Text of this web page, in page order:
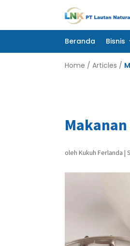
Beranda Bisnis
Beranda Bisnis
Home /Articles /
olehKukuh Ferlanda |